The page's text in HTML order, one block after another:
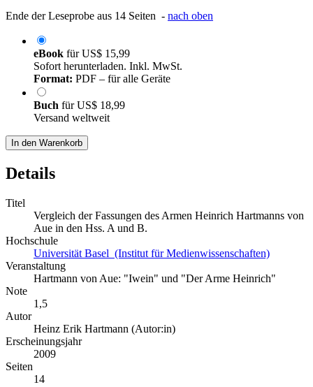
Ende der Leseprobe aus 14 Seiten - nach oben
eBook fürUS$ 15,99
Sofort herunterladen. Inkl. MwSt.
Format: PDF – für alle Geräte
Buch fürUS$ 18,99
Versand weltweit
In den Warenkorb
Details
Titel
Vergleich der Fassungen des Armen Heinrich Hartmanns von
Aue in den Hss. A und B.
Hochschule
Universität Basel (Institut für Medienwissenschaften)
Veranstaltung
Hartmann von Aue: "Iwein" und "Der Arme Heinrich"
Note
1,5
Autor
Heinz Erik Hartmann (Autor:in)
Erscheinungsjahr
2009
Seiten
14